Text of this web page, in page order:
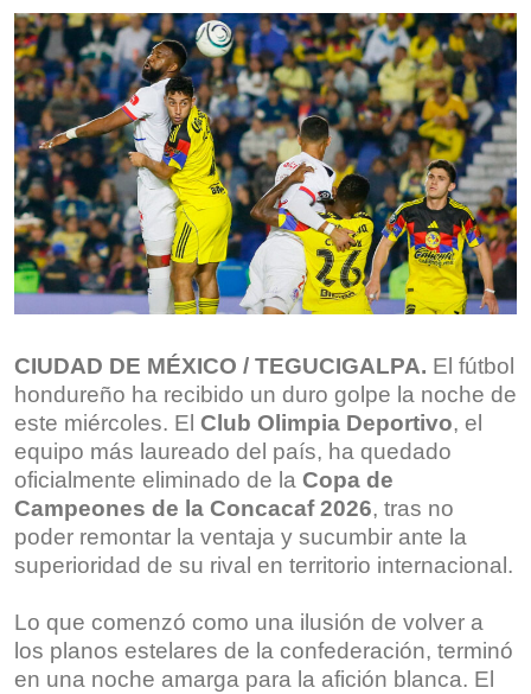
CIUDAD DE MÉXICO / TEGUCIGALPA. El fútbol
hondureño ha recibido un duro golpe la noche de
este miércoles. El Club Olimpia Deportivo, el
equipo más laureado del país, ha quedado
oficialmente eliminado de la Copa de
Campeones de la Concacaf 2026, tras no
poder remontar la ventaja y sucumbir ante la
superioridad de su rival en territorio internacional.
Lo que comenzó como una ilusión de volver a
los planos estelares de la confederación, terminó
en una noche amarga para la afición blanca. El